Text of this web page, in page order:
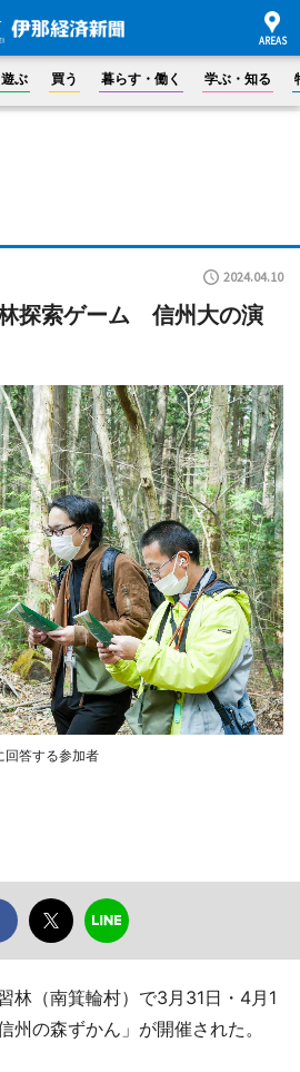
ぶ 買う 暮らす・働く 学ぶ・知る
2024.04.10
探索ゲーム 信州大の演
回答する参加者
林（南箕輪村）で3月31日・4月1
州の森ずかん」が開催された。